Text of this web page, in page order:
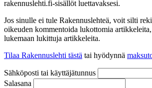
rakennuslehti.fi-sisällöt luettavaksesi.
Jos sinulle ei tule Rakennuslehteä, voit silti
oikeuden kommentoida lukottomia artikkeleita,
lukemaan lukittuja artikkeleita.
Tilaa Rakennuslehti tästä tai hyödynnä
Sähköposti tai käyttäjätunnus
Salasana